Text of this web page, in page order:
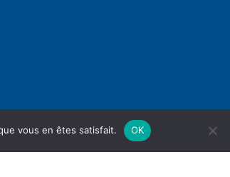
vous en êtes satisfait. OK